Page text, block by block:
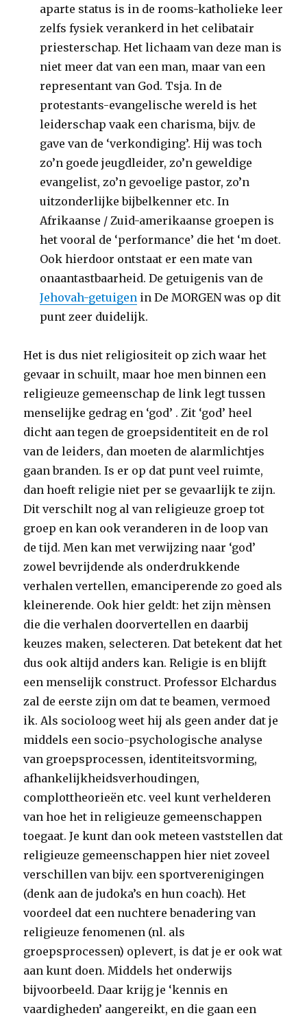
aparte status is in de rooms-katholieke leer
zelfs fysiek verankerd in het celibatair
priesterschap. Het lichaam van deze man is
niet meer dat van een man, maar van een
representant van God. Tsja. In de
protestants-evangelische wereld is het
leiderschap vaak een charisma, bijv. de
gave van de ‘verkondiging’. Hij was toch
zo’n goede jeugdleider, zo’n geweldige
evangelist, zo’n gevoelige pastor, zo’n
uitzonderlijke bijbelkenner etc. In
Afrikaanse / Zuid-amerikaanse groepen is
het vooral de ‘performance’ die het ‘m doet.
Ook hierdoor ontstaat er een mate van
onaantastbaarheid. De getuigenis van de
Jehovah-getuigen in De MORGEN was op dit
punt zeer duidelijk.
Het is dus niet religiositeit op zich waar het
gevaar in schuilt, maar hoe men binnen een
religieuze gemeenschap de link legt tussen
menselijke gedrag en ‘god’ . Zit ‘god’ heel
dicht aan tegen de groepsidentiteit en de rol
van de leiders, dan moeten de alarmlichtjes
gaan branden. Is er op dat punt veel ruimte,
dan hoeft religie niet per se gevaarlijk te zijn.
Dit verschilt nog al van religieuze groep tot
groep en kan ook veranderen in de loop van
de tijd. Men kan met verwijzing naar ‘god’
zowel bevrijdende als onderdrukkende
verhalen vertellen, emanciperende zo goed als
kleinerende. Ook hier geldt: het zijn mènsen
die die verhalen doorvertellen en daarbij
keuzes maken, selecteren. Dat betekent dat het
dus ook altijd anders kan. Religie is en blijft
een menselijk construct. Professor Elchardus
zal de eerste zijn om dat te beamen, vermoed
ik. Als socioloog weet hij als geen ander dat je
middels een socio-psychologische analyse
van groepsprocessen, identiteitsvorming,
afhankelijkheidsverhoudingen,
complottheorieën etc. veel kunt verhelderen
van hoe het in religieuze gemeenschappen
toegaat. Je kunt dan ook meteen vaststellen dat
religieuze gemeenschappen hier niet zoveel
verschillen van bijv. een sportverenigingen
(denk aan de judoka’s en hun coach). Het
voordeel dat een nuchtere benadering van
religieuze fenomenen (nl. als
groepsprocessen) oplevert, is dat je er ook wat
aan kunt doen. Middels het onderwijs
bijvoorbeeld. Daar krijg je ‘kennis en
vaardigheden’ aangereikt, en die gaan een